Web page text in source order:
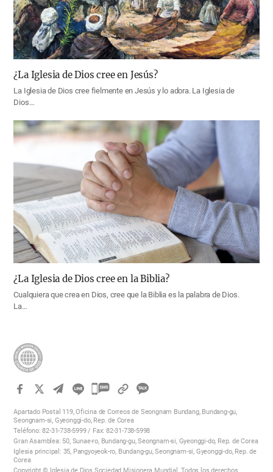
¿La Iglesia de Dios cree en Jesús?
La Iglesia de Dios cree fielmente en Jesús y lo adora. La Iglesia de
Dios…
¿La Iglesia de Dios cree en la Biblia?
Cualquiera que crea en Dios, cree que la Biblia es la palabra de Dios.
La…
카
오
톡
공
Apartado Postal 119, Oficina de Correos de Seongnam Bundang, Bundang-gu,
Seongnam-si, Gyeonggi-do, Rep. de Corea
Teléfono: 82-31-738-5999 / Fax: 82-31-738-5998
Gran Asamblea: 50, Sunae-ro, Bundang-gu, Seongnam-si, Gyeonggi-do, Rep. de Corea
Iglesia principal: 35, Pangyoyeok-ro, Bundang-gu, Seongnam-si, Gyeonggi-do, Rep. de
Corea
Copyright © Iglesia de Dios Sociedad Misionera Mundial. Todos los derechos